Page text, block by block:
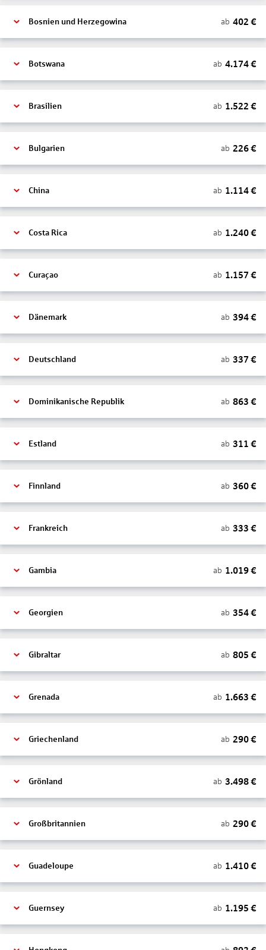
Bosnien und Herzegowina ab 402 €
Botswana ab 4.174€
Brasilien ab 1.522 €
Bulgarien ab 226€
China ab 1.114€
Costa Rica ab 1.240€
Curaçao ab 1.157 €
Dänemark ab 394€
Deutschland ab 337 €
Dominikanische Republik ab 863 €
Estland ab 311 €
Finnland ab 360€
Frankreich ab 333 €
Gambia ab 1.019€
Georgien ab 354€
Gibraltar ab 805 €
Grenada ab 1.663 €
Griechenland ab 290€
Grönland ab 3.498€
Großbritannien ab 290€
Guadeloupe ab 1.410€
Guernsey ab 1.195 €